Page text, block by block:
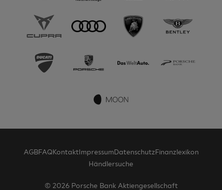
AGBFAQKontaktImpressumDatenschutzFinanzlexikon
Händlersuche
© 2026 Porsche Bank Aktiengesellschaft